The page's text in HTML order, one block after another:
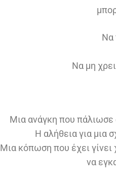
Να
Να μη
Μια ανάγκη που πάλιωσε
Η αλήθεια για μια
Μια κόπωση που έχει
να